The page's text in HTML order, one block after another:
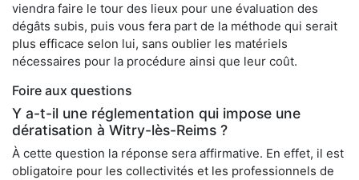
viendra faire le tour des lieux pour une évaluation des
dégâts subis, puis vous fera part de la méthode qui serait
plus efficace selon lui, sans oublier les matériels
nécessaires pour la procédure ainsi que leur coût.
Foire aux questions
Y a-t-il une réglementation qui impose une
dératisation à Witry-lès-Reims ?
À cette question la réponse sera affirmative. En effet, il est
obligatoire pour les collectivités et les professionnels de